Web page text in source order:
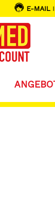
E-MAIL